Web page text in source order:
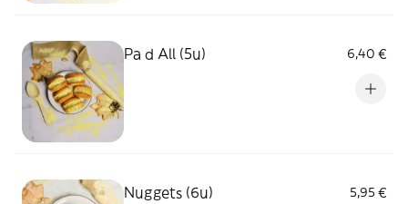
Pa d All (5u) 6,40 €
Nuggets (6u) 5,95 €